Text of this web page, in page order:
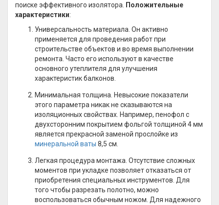
поиске эффективного изолятора.
Положительные
характеристики:
Универсальность материала. Он активно
применяется для проведения работ при
строительстве объектов и во время выполнении
ремонта. Часто его используют в качестве
основного утеплителя для улучшения
характеристик балконов.
Минимальная толщина. Невысокие показатели
этого параметра никак не сказываются на
изоляционных свойствах. Например, пенофол с
двухсторонним покрытием фольгой толщиной 4 мм
является прекрасной заменой прослойке из
минеральной ваты 8,5 см.
Легкая процедура монтажа. Отсутствие сложных
моментов при укладке позволяет отказаться от
приобретения специальных инструментов. Для
того чтобы разрезать полотно, можно
воспользоваться обычным ножом. Для надежного